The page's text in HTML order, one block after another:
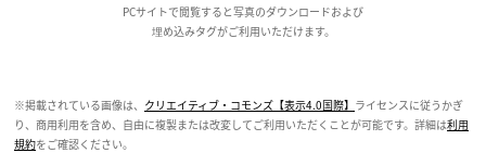
PCサイトで閲覧すると写真のダウンロードおよび
埋め込みタグがご利用いただけます。
※掲載されている画像は、 クリエイティブ・コモンズ【表示4.0国際】 ライセンスに従うかぎ
り、商用利用を含め、自由に複製または改変してご利用いただくことが可能です。詳細は利用
規約をご確認ください。